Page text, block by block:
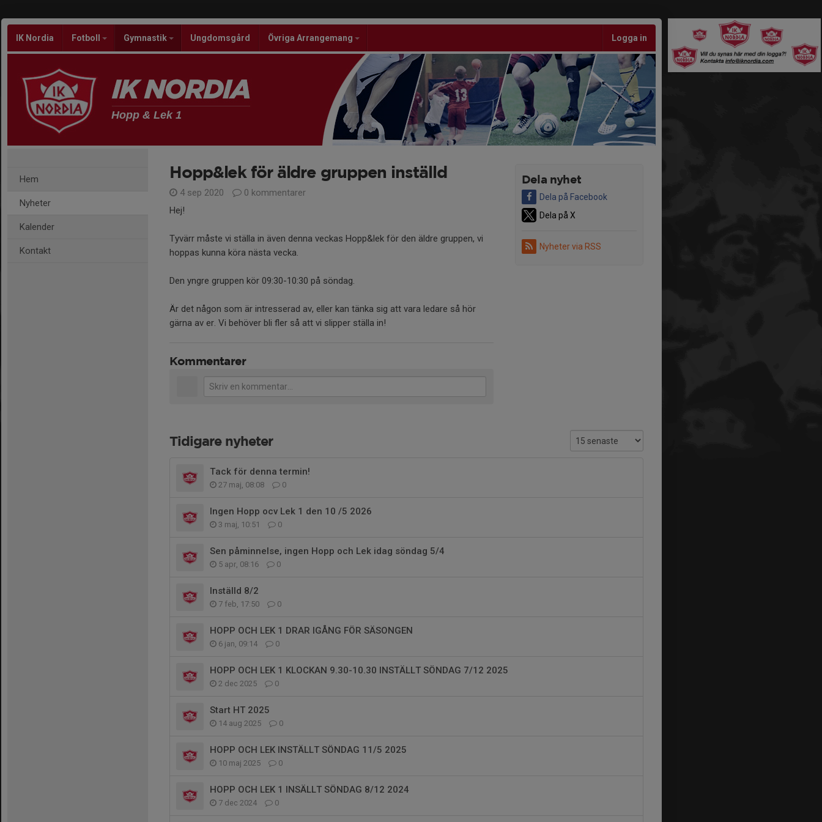
IK Nordia Fotboll Gymnastik Ungdomsgård Övriga Arrangemang Logga in
Hopp & Lek 1
Hem
Nyheter
Kalender
Kontakt
Dela nyhet
Dela på Facebook
Dela på X
Nyheter via RSS
Hopp&lek för äldre gruppen inställd
4 sep 2020
0 kommentarer
Hej!
Tyvärr måste vi ställa in även denna veckas Hopp&lek för den äldre gruppen, vi
hoppas kunna köra nästa vecka.
Den yngre gruppen kör 09:30-10:30 på söndag.
Är det någon som är intresserad av, eller kan tänka sig att vara ledare så hör
gärna av er. Vi behöver bli fler så att vi slipper ställa in!
Kommentarer
Tidigare nyheter
Tack för denna termin!
27 maj, 08:08 0
Ingen Hopp ocv Lek 1 den 10 /5 2026
3 maj, 10:51 0
Sen påminnelse, ingen Hopp och Lek idag söndag 5/4
5 apr, 08:16 0
Inställd 8/2
7 feb, 17:50 0
HOPP OCH LEK 1 DRAR IGÅNG FÖR SÄSONGEN
6 jan, 09:14 0
HOPP OCH LEK 1 KLOCKAN 9.30-10.30 INSTÄLLT SÖNDAG 7/12 2025
2 dec 2025 0
Start HT 2025
14 aug 2025 0
HOPP OCH LEK INSTÄLLT SÖNDAG 11/5 2025
10 maj 2025 0
HOPP OCH LEK 1 INSÄLLT SÖNDAG 8/12 2024
7 dec 2024 0